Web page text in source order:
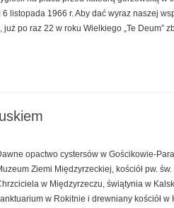
listopada 1966 r. Aby dać wyraz naszej
po raz 22 w roku Wielkiego „Te Deum”
opactwo cystersów w Gościkowie-
Ziemi Międzyrzeckiej, kościół pw.
w Międzyrzeczu, świątynia w
w Rokitnie i drewniany kościół w